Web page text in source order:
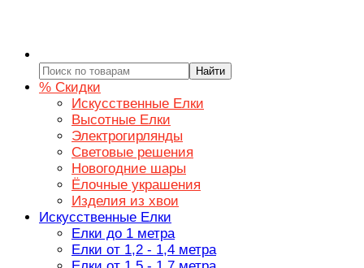
Найти
% Скидки
Искусственные Елки
Высотные Елки
Электрогирлянды
Световые решения
Новогодние шары
Ёлочные украшения
Изделия из хвои
Искусственные Елки
Елки до 1 метра
Елки от 1,2 - 1,4 метра